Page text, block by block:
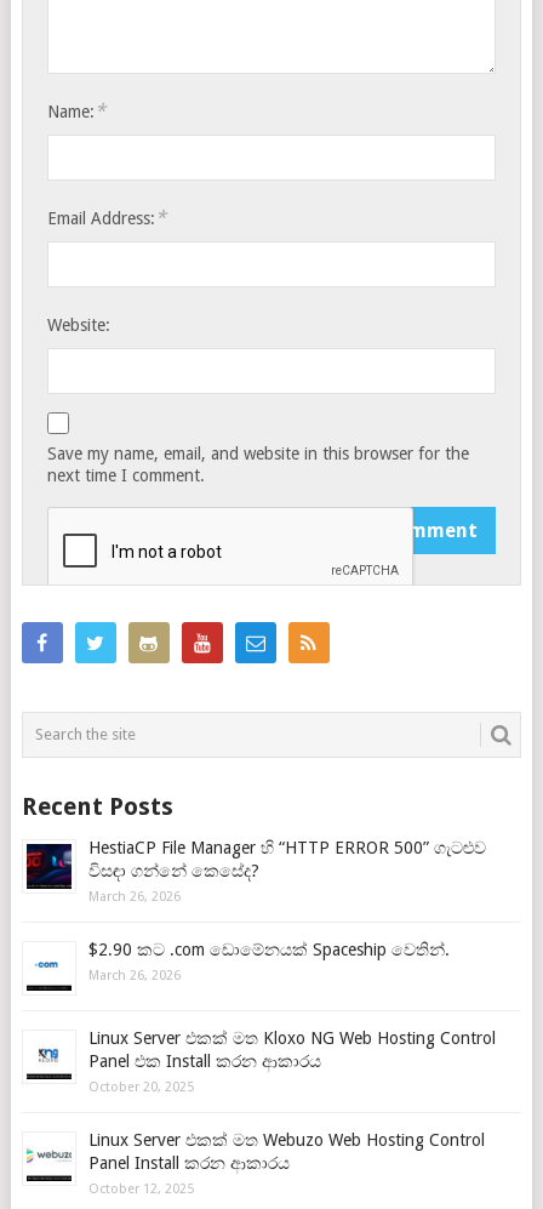
Name: *
Email Address: *
Website:
Save my name, email, and website in this browser for the
next time I comment.
Recent Posts
HestiaCP File Manager හි “HTTP ERROR 500” ගැටළුව
විසඳා ගන්නේ කෙසේද?
March 26, 2026
$2.90 කට .com ඩොමේනයක් Spaceship වෙතින්.
March 26, 2026
Linux Server එකක් මත Kloxo NG Web Hosting Control
Panel එක Install කරන ආකාරය
October 20, 2025
Linux Server එකක් මත Webuzo Web Hosting Control
Panel Install කරන ආකාරය
October 12, 2025